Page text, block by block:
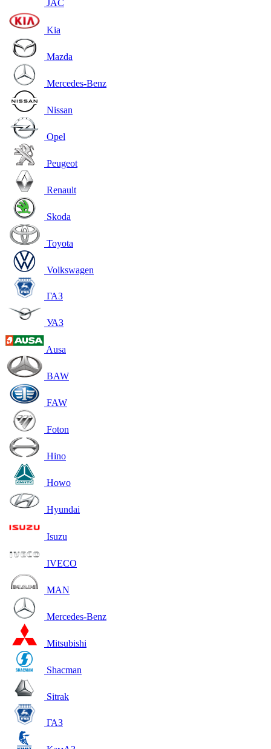
JAC
Kia
Mazda
Mercedes-Benz
Nissan
Opel
Peugeot
Renault
Skoda
Toyota
Volkswagen
ГАЗ
УАЗ
Ausa
BAW
FAW
Foton
Hino
Howo
Hyundai
Isuzu
IVECO
MAN
Mercedes-Benz
Mitsubishi
Shacman
Sitrak
ГАЗ